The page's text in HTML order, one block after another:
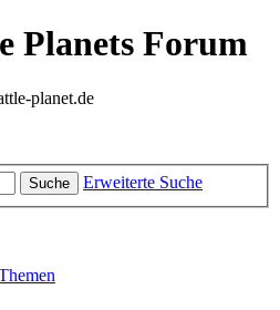
Planets Forum
planet.de
Suche Erweiterte Suche